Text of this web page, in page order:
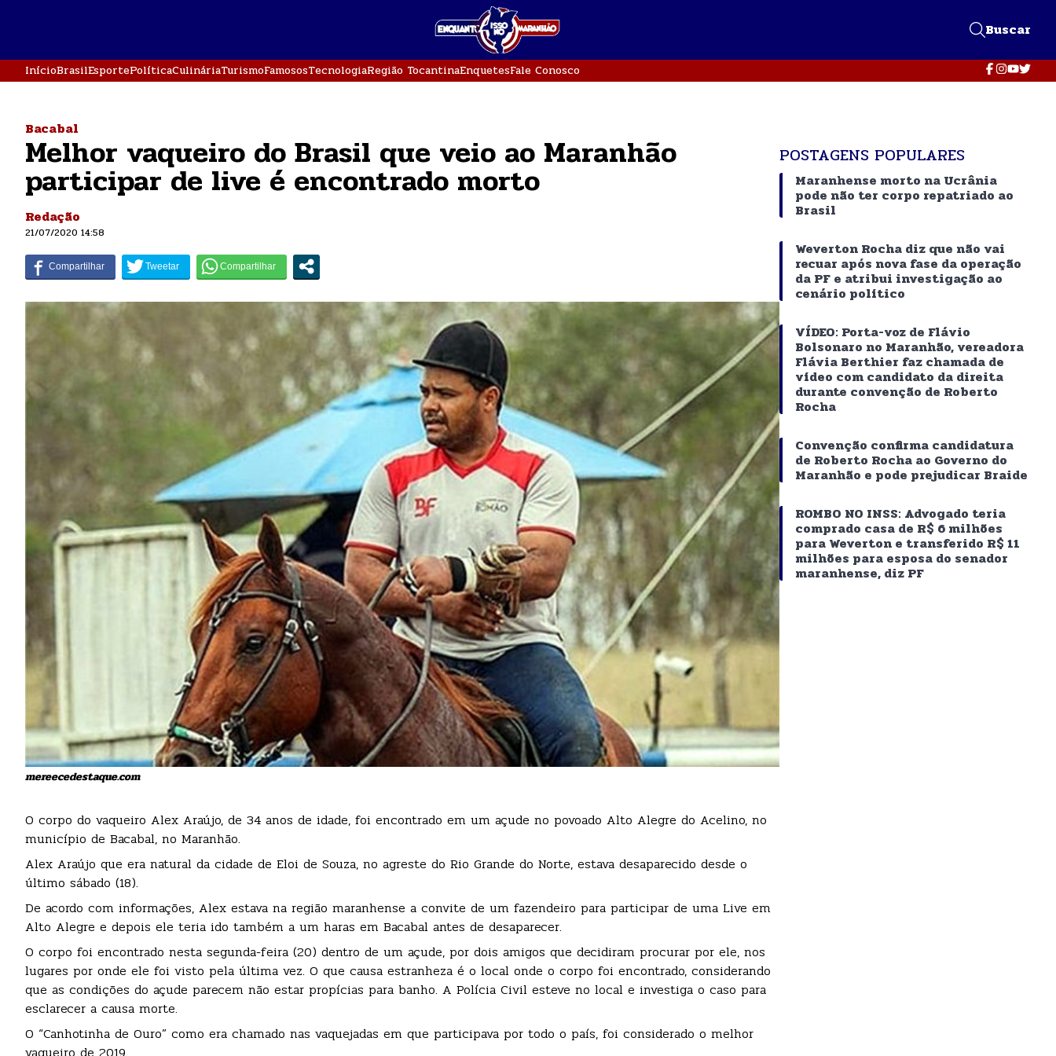
Buscar
InícioBrasilEsportePolíticaCulináriaTurismoFamososTecnologiaRegião TocantinaEnquetesFale Conosco
Bacabal
Melhor vaqueiro do Brasil que veio ao Maranhão
participar de live é encontrado morto
Redação
21/07/2020 14:58
mereecedestaque.com
O corpo do vaqueiro Alex Araújo, de 34 anos de idade, foi encontrado em um açude no povoado Alto Alegre do Acelino, no
município de Bacabal, no Maranhão.
Alex Araújo que era natural da cidade de Eloi de Souza, no agreste do Rio Grande do Norte, estava desaparecido desde o
último sábado (18).
De acordo com informações, Alex estava na região maranhense a convite de um fazendeiro para participar de uma Live em
Alto Alegre e depois ele teria ido também a um haras em Bacabal antes de desaparecer.
O corpo foi encontrado nesta segunda-feira (20) dentro de um açude, por dois amigos que decidiram procurar por ele, nos
lugares por onde ele foi visto pela última vez. O que causa estranheza é o local onde o corpo foi encontrado, considerando
que as condições do açude parecem não estar propícias para banho. A Polícia Civil esteve no local e investiga o caso para
esclarecer a causa morte.
O “Canhotinha de Ouro” como era chamado nas vaquejadas em que participava por todo o país, foi considerado o melhor
POSTAGENS POPULARES
Maranhense morto na Ucrânia
pode não ter corpo repatriado ao
Brasil
Weverton Rocha diz que não vai
recuar após nova fase da operação
da PF e atribui investigação ao
cenário político
VÍDEO: Porta-voz de Flávio
Bolsonaro no Maranhão, vereadora
Flávia Berthier faz chamada de
vídeo com candidato da direita
durante convenção de Roberto
Rocha
Convenção confirma candidatura
de Roberto Rocha ao Governo do
Maranhão e pode prejudicar Braide
ROMBO NO INSS: Advogado teria
comprado casa de R$ 6 milhões
para Weverton e transferido R$ 11
milhões para esposa do senador
maranhense, diz PF